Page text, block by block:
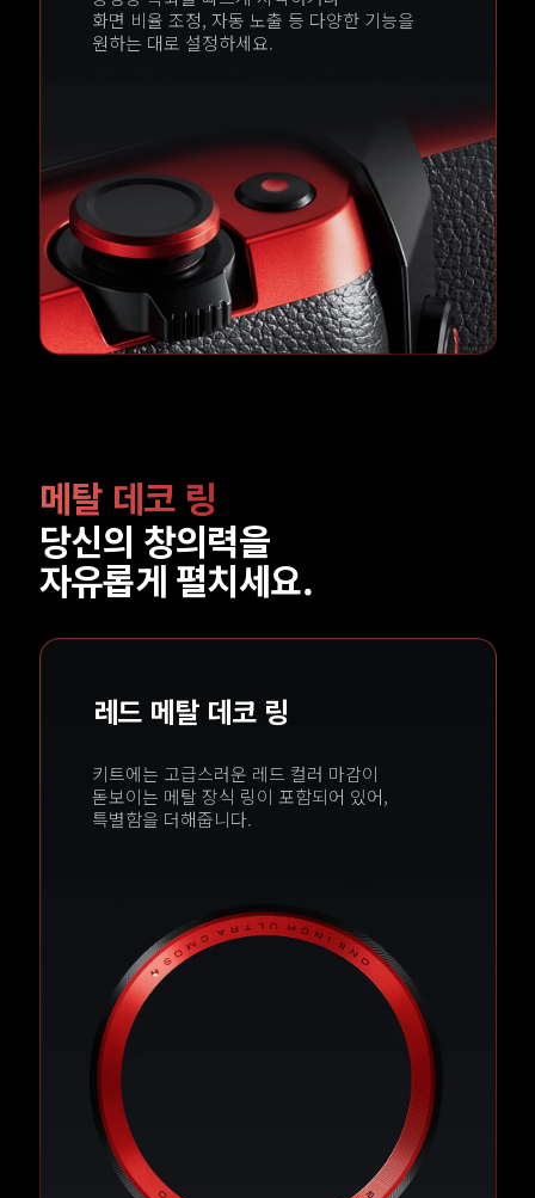
화면 비율 조정, 자동 노출 등 다양한 기능을
원하는 대로 설정하세요.
메탈 데코 링
당신의 창의력을
자유롭게 펼치세요.
레드 메탈 데코 링
키트에는 고급스러운 레드 컬러 마감이
돋보이는 메탈 장식 링이 포함되어 있어,
특별함을 더해줍니다.